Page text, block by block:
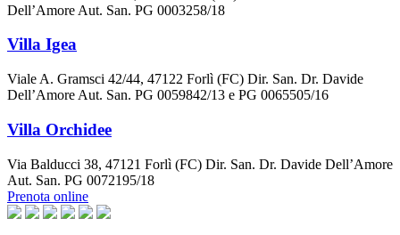
Dell’Amore Aut. San. PG 0003258/18
Villa Igea
Viale A. Gramsci 42/44, 47122 Forlì (FC) Dir. San. Dr. Davide
Dell’Amore Aut. San. PG 0059842/13 e PG 0065505/16
Villa Orchidee
Via Balducci 38, 47121 Forlì (FC) Dir. San. Dr. Davide Dell’Amore
Aut. San. PG 0072195/18
Prenota online